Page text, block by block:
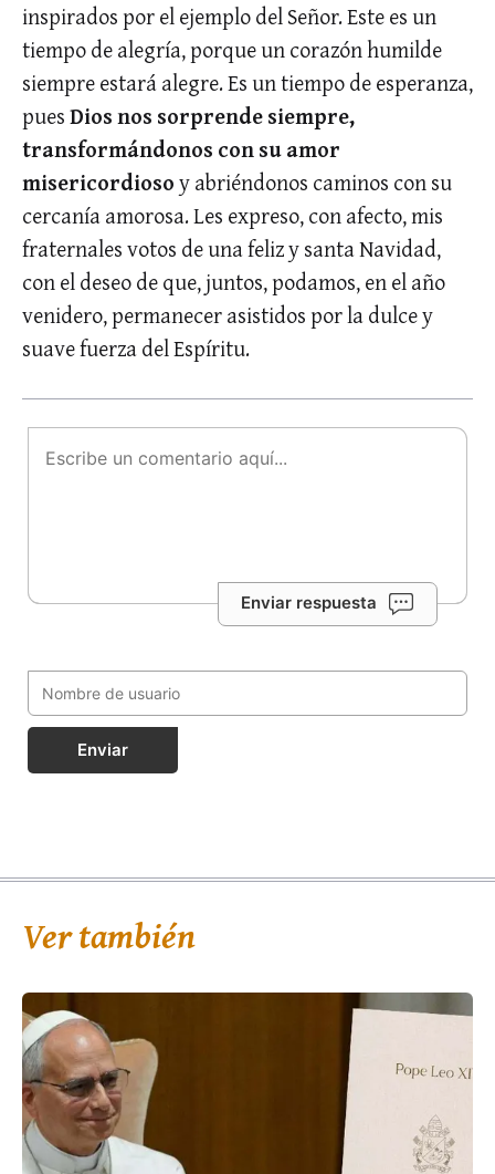
inspirados por el ejemplo del Señor. Este es un
tiempo de alegría, porque un corazón humilde
siempre estará alegre. Es un tiempo de esperanza,
puesDios nos sorprende siempre,
transformándonos con su amor
misericordiosoy abriéndonos caminos con su
cercanía amorosa. Les expreso, con afecto, mis
fraternales votos de una feliz y santa Navidad,
con el deseo de que, juntos, podamos, en el año
venidero, permanecer asistidos por la dulce y
suave fuerza del Espíritu.
Enviar respuesta
Enviar
Ver también